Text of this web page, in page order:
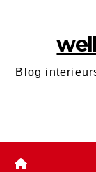
inhoud
Blog